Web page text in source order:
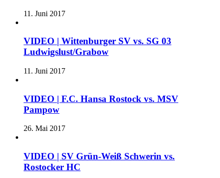
11. Juni 2017
VIDEO | Wittenburger SV vs. SG 03
Ludwigslust/Grabow
11. Juni 2017
VIDEO | F.C. Hansa Rostock vs. MSV
Pampow
26. Mai 2017
VIDEO | SV Grün-Weiß Schwerin vs.
Rostocker HC